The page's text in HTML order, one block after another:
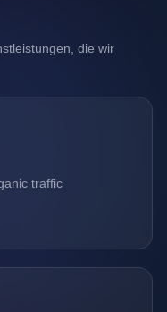
die wir
traffic